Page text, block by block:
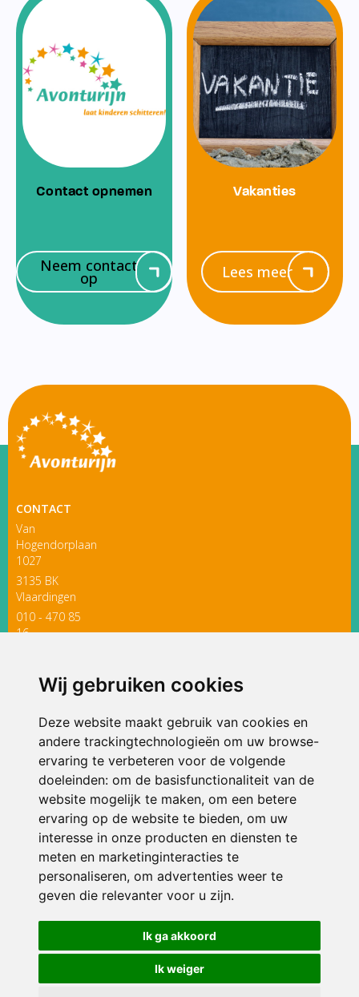
Wij gebruiken cookies
Deze website maakt gebruik van cookies en
andere trackingtechnologieën om uw browse-
ervaring te verbeteren voor de volgende
doeleinden: om de basisfunctionaliteit van de
website mogelijk te maken, om een betere
ervaring op de website te bieden, om uw
interesse in onze producten en diensten te
meten en marketinginteracties te
personaliseren, om advertenties weer te
geven die relevanter voor u zijn.
Ik ga akkoord
Ik weiger
Contact opnemen
Neem contact
op
Vakanties
Lees meer
CONTACT
Van
Hogendorplaan
1027
3135 BK
Vlaardingen
010 - 470 85
16
ONDERDEEL VAN
© 2026 Avonturijn | Alle rechten voorbehouden
Privacy policy|Disclaimer| Klachtenregeling|RSIN en Anbi
voorkeuren
Crealisatie The MindOffice